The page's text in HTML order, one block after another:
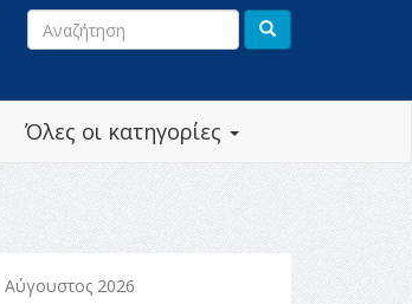
Όλες οι κατηγορίες
Αύγουστος 2026